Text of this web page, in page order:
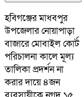
হবিগঞ্জের মাধবপুর
উপজেলার নোয়াপাড়া
বাজারে মোবাইল কোর্ট
পরিচালনা কালে মূল্য
তালিকা প্রদর্শন না
করার দায়ে ৪জন